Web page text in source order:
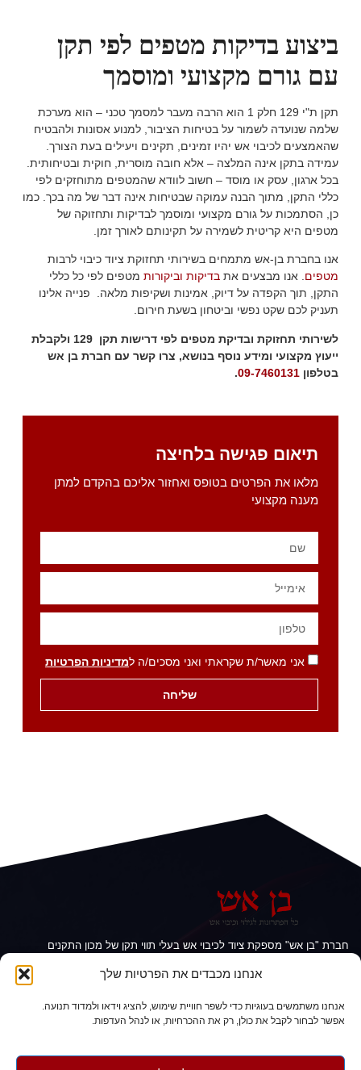
אנחנו מכבדים את הפרטיות שלך
אנחנו משתמשים בעוגיות כדי לשפר חוויית שימוש, להציג וידאו ולמדוד תנועה.
אפשר לבחור לקבל את כולן, רק את ההכרחיות, או לנהל העדפות.
ביצוע בדיקות מטפים לפי תקן
עם גורם מקצועי ומוסמך
תקן ת"י 129 חלק 1 הוא הרבה מעבר למסמך טכני – הוא מערכת
שלמה שנועדה לשמור על בטיחות הציבור, למנוע אסונות ולהבטיח
שהאמצעים לכיבוי אש יהיו זמינים, תקינים ויעילים בעת הצורך.
עמידה בתקן אינה המלצה – אלא חובה מוסרית, חוקית ובטיחותית.
בכל ארגון, עסק או מוסד – חשוב לוודא שהמטפים מתוחזקים לפי
כללי התקן, מתוך הבנה עמוקה שבטיחות אינה דבר של מה בכך. כמו
כן, הסתמכות על גורם מקצועי ומוסמך לבדיקות ותחזוקה של
מטפים היא קריטית לשמירה על תקינותם לאורך זמן.
אנו בחברת בן-אש מתמחים בשירותי תחזוקת ציוד כיבוי לרבות
מטפים. אנו מבצעים את בדיקות וביקורות מטפים לפי כל כללי
התקן, תוך הקפדה על דיוק, אמינות ושקיפות מלאה. פנייה אלינו
תעניק לכם שקט נפשי וביטחון בשעת חירום.
לשירותי תחזוקת ובדיקת מטפים לפי דרישות תקן 129 ולקבלת
ייעוץ מקצועי ומידע נוסף בנושא, צרו קשר עם חברת בן אש
בטלפון 09-7460131
.
תיאום פגישה בלחיצה
מלאו את הפרטים בטופס ואחזור אליכם בהקדם למתן
מענה מקצועי
אני מאשר/ת שקראתי ואני מסכים/ה למדיניות הפרטיות
שליחה
חברת "בן אש" מספקת ציוד לכיבוי אש בעלי תווי תקן של מכון התקנים
קצף, מטפים אוטומטיים לארונות חשמל, מטפים אוטומטיים לחדרי
09-7460131
office.benesh@gmail.com